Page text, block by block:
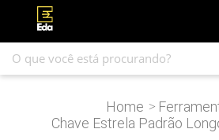
Home >
Chave Estrela Padrão